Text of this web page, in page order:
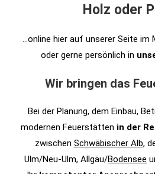
Holz oder
…online hier auf unserer Seite im
oder gerne persönlich in
Wir bringen das
Bei der Planung, dem Einbau,
modernen Feuerstätten in der
zwischen Schwäbischer Alb,
Ulm/Neu-Ulm, Allgäu/Bodensee